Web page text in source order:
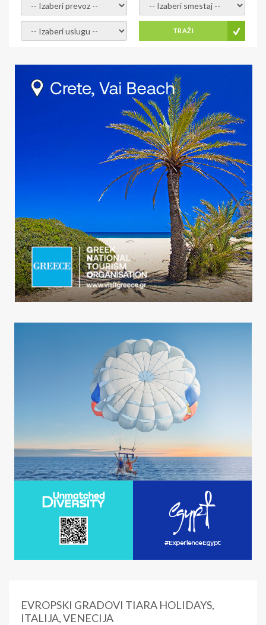
- izaberi prevoz - - Izaberite smestaj -
- Izaberite uslugu - TRAŽI
EVROPSKI GRADOVI TIARA HOLIDAYS,
ITALIJA, VENECIJA